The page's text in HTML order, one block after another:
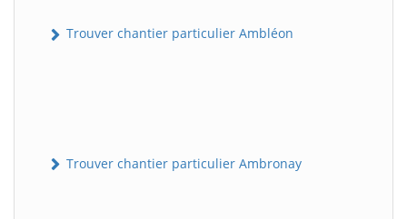
Trouver chantier particulier Ambléon
Trouver chantier particulier Ambronay